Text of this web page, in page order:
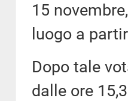
15
luogo a
Dopo tale
dalle ore